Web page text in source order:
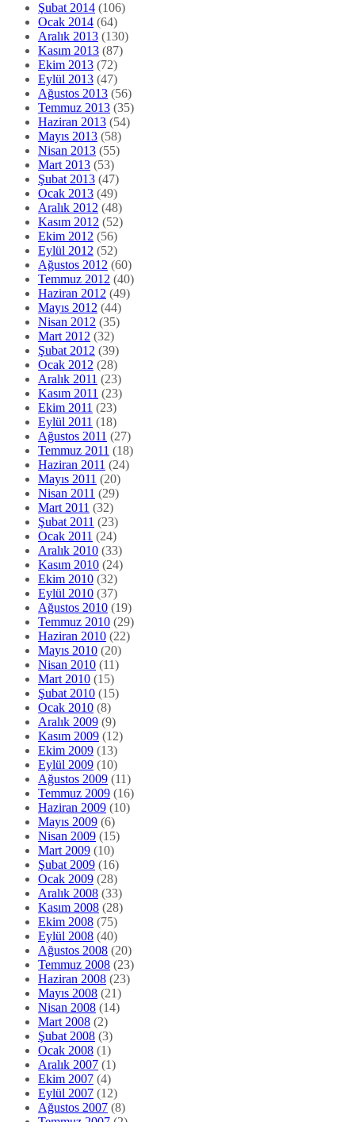
Şubat 2014 (106)
Ocak 2014 (64)
Aralık 2013 (130)
Kasım 2013 (87)
Ekim 2013 (72)
Eylül 2013 (47)
Ağustos 2013 (56)
Temmuz 2013 (35)
Haziran 2013 (54)
Mayıs 2013 (58)
Nisan 2013 (55)
Mart 2013 (53)
Şubat 2013 (47)
Ocak 2013 (49)
Aralık 2012 (48)
Kasım 2012 (52)
Ekim 2012 (56)
Eylül 2012 (52)
Ağustos 2012 (60)
Temmuz 2012 (40)
Haziran 2012 (49)
Mayıs 2012 (44)
Nisan 2012 (35)
Mart 2012 (32)
Şubat 2012 (39)
Ocak 2012 (28)
Aralık 2011 (23)
Kasım 2011 (23)
Ekim 2011 (23)
Eylül 2011 (18)
Ağustos 2011 (27)
Temmuz 2011 (18)
Haziran 2011 (24)
Mayıs 2011 (20)
Nisan 2011 (29)
Mart 2011 (32)
Şubat 2011 (23)
Ocak 2011 (24)
Aralık 2010 (33)
Kasım 2010 (24)
Ekim 2010 (32)
Eylül 2010 (37)
Ağustos 2010 (19)
Temmuz 2010 (29)
Haziran 2010 (22)
Mayıs 2010 (20)
Nisan 2010 (11)
Mart 2010 (15)
Şubat 2010 (15)
Ocak 2010 (8)
Aralık 2009 (9)
Kasım 2009 (12)
Ekim 2009 (13)
Eylül 2009 (10)
Ağustos 2009 (11)
Temmuz 2009 (16)
Haziran 2009 (10)
Mayıs 2009 (6)
Nisan 2009 (15)
Mart 2009 (10)
Şubat 2009 (16)
Ocak 2009 (28)
Aralık 2008 (33)
Kasım 2008 (28)
Ekim 2008 (75)
Eylül 2008 (40)
Ağustos 2008 (20)
Temmuz 2008 (23)
Haziran 2008 (23)
Mayıs 2008 (21)
Nisan 2008 (14)
Mart 2008 (2)
Şubat 2008 (3)
Ocak 2008 (1)
Aralık 2007 (1)
Ekim 2007 (4)
Eylül 2007 (12)
Ağustos 2007 (8)